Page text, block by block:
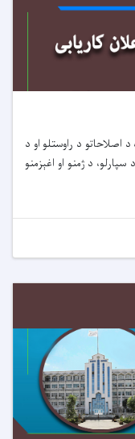
اصلاحاتو د راوستلو او د
د ژمنو او اغېزمنو